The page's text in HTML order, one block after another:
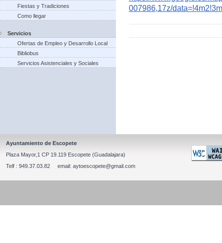
Fiestas y Tradiciones
Como llegar
Servicios
Ofertas de Empleo y Desarrollo Local
Bibliobus
Servicios Asistenciales y Sociales
007986,17z/
Ayuntamiento de Escopete
Plaza Mayor,1 CP 19.119 Escopete (Guadalajara)
Telf : 949.37.03.82 email: aytoescopete@gmail.com